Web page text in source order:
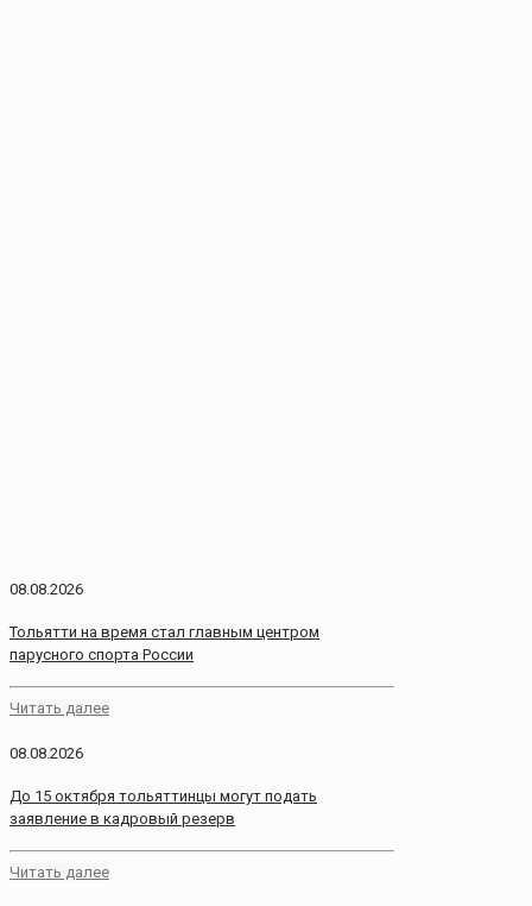
08.08.2026
Тольятти на время стал главным центром
парусного спорта России
Читать далее
08.08.2026
До 15 октября тольяттинцы могут подать
заявление в кадровый резерв
Читать далее